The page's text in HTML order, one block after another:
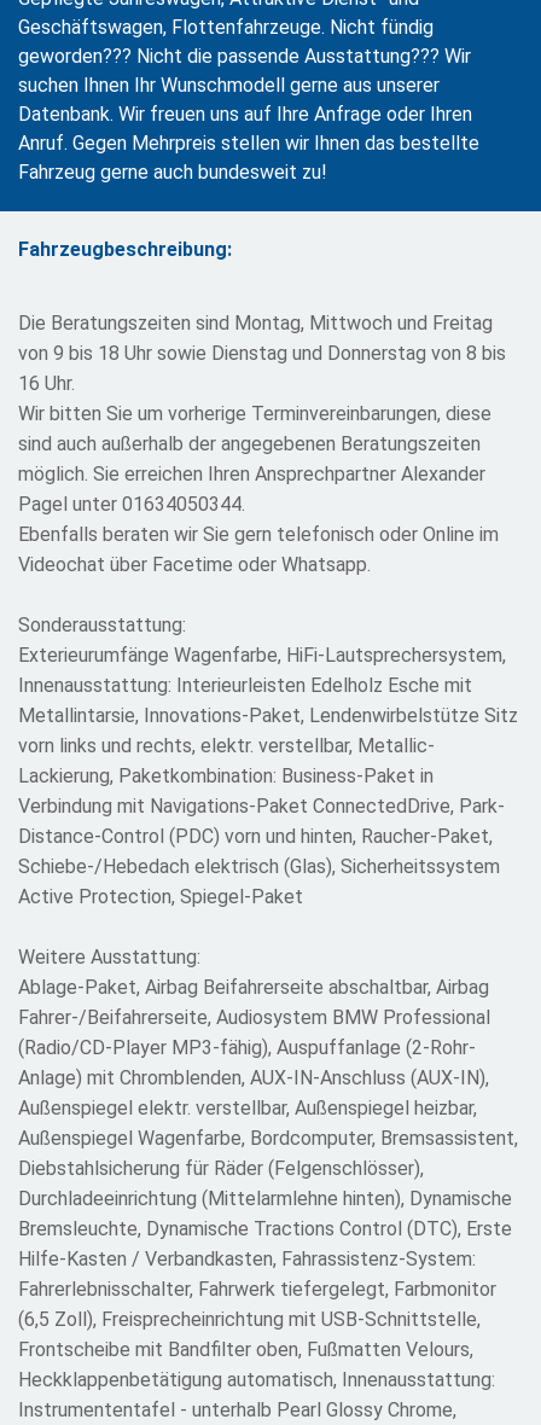
Geschäftswagen, Flottenfahrzeuge. Nicht fündig
geworden??? Nicht die passende Ausstattung??? Wir
suchen Ihnen Ihr Wunschmodell gerne aus unserer
Datenbank. Wir freuen uns auf Ihre Anfrage oder Ihren
Anruf. Gegen Mehrpreis stellen wir Ihnen das bestellte
Fahrzeug gerne auch bundesweit zu!
Fahrzeugbeschreibung:
Die Beratungszeiten sind Montag, Mittwoch und Freitag
von 9 bis 18 Uhr sowie Dienstag und Donnerstag von 8 bis
16 Uhr.
Wir bitten Sie um vorherige Terminvereinbarungen, diese
sind auch außerhalb der angegebenen Beratungszeiten
möglich. Sie erreichen Ihren Ansprechpartner Alexander
Pagel unter 01634050344.
Ebenfalls beraten wir Sie gern telefonisch oder Online im
Videochat über Facetime oder Whatsapp.
Sonderausstattung:
Exterieurumfänge Wagenfarbe, HiFi-Lautsprechersystem,
Innenausstattung: Interieurleisten Edelholz Esche mit
Metallintarsie, Innovations-Paket, Lendenwirbelstütze Sitz
vorn links und rechts, elektr. verstellbar, Metallic-
Lackierung, Paketkombination: Business-Paket in
Verbindung mit Navigations-Paket ConnectedDrive, Park-
Distance-Control (PDC) vorn und hinten, Raucher-Paket,
Schiebe-/Hebedach elektrisch (Glas), Sicherheitssystem
Active Protection, Spiegel-Paket
Weitere Ausstattung:
Ablage-Paket, Airbag Beifahrerseite abschaltbar, Airbag
Fahrer-/Beifahrerseite, Audiosystem BMW Professional
(Radio/CD-Player MP3-fähig), Auspuffanlage (2-Rohr-
Anlage) mit Chromblenden, AUX-IN-Anschluss (AUX-IN),
Außenspiegel elektr. verstellbar, Außenspiegel heizbar,
Außenspiegel Wagenfarbe, Bordcomputer, Bremsassistent,
Diebstahlsicherung für Räder (Felgenschlösser),
Durchladeeinrichtung (Mittelarmlehne hinten), Dynamische
Bremsleuchte, Dynamische Tractions Control (DTC), Erste
Hilfe-Kasten / Verbandkasten, Fahrassistenz-System:
Fahrerlebnisschalter, Fahrwerk tiefergelegt, Farbmonitor
(6,5 Zoll), Freisprecheinrichtung mit USB-Schnittstelle,
Frontscheibe mit Bandfilter oben, Fußmatten Velours,
Heckklappenbetätigung automatisch, Innenausstattung:
Instrumententafel - unterhalb Pearl Glossy Chrome,